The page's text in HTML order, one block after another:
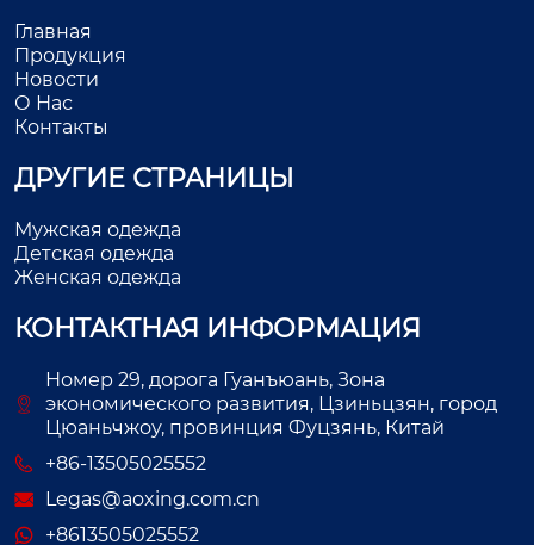
Главная
Продукция
Новости
О Нас
Контакты
ДРУГИЕ СТРАНИЦЫ
Мужская одежда
Детская одежда
Женская одежда
КОНТАКТНАЯ ИНФОРМАЦИЯ
Номер 29, дорога Гуанъюань, Зона
экономического развития, Цзиньцзян, город
Цюаньчжоу, провинция Фуцзянь, Китай
+86-13505025552
Legas@aoxing.com.cn
+8613505025552